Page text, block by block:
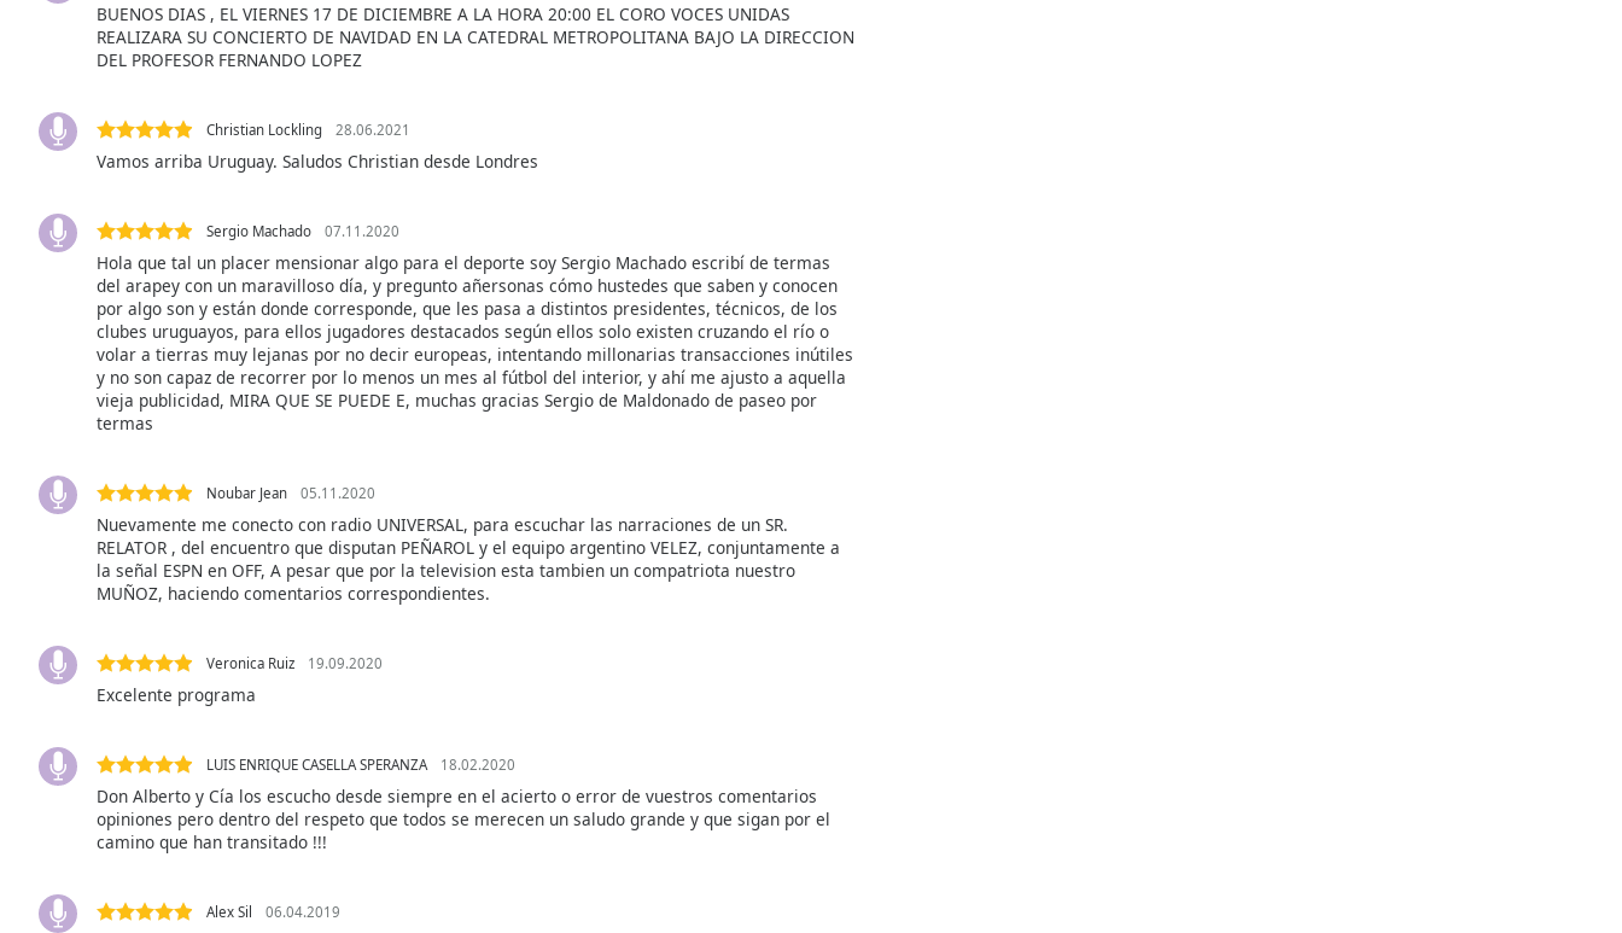
window.
close
Background
Opacity
BUENOS DIAS , EL VIERNES 17 DE DICIEMBRE A LA HORA 20:00 EL CORO VOCES UNIDAS
REALIZARA SU CONCIERTO DE NAVIDAD EN LA CATEDRAL METROPOLITANA BAJO LA DIRECCION
DEL PROFESOR FERNANDO LOPEZ
Christian Lockling 28.06.2021
Vamos arriba Uruguay. Saludos Christian desde Londres
Sergio Machado 07.11.2020
Hola que tal un placer mensionar algo para el deporte soy Sergio Machado escribí de termas
del arapey con un maravilloso día, y pregunto añersonas cómo hustedes que saben y conocen
por algo son y están donde corresponde, que les pasa a distintos presidentes, técnicos, de los
clubes uruguayos, para ellos jugadores destacados según ellos solo existen cruzando el río o
volar a tierras muy lejanas por no decir europeas, intentando millonarias transacciones inútiles
y no son capaz de recorrer por lo menos un mes al fútbol del interior, y ahí me ajusto a aquella
vieja publicidad, MIRA QUE SE PUEDE E, muchas gracias Sergio de Maldonado de paseo por
termas
Noubar Jean 05.11.2020
Nuevamente me conecto con radio UNIVERSAL, para escuchar las narraciones de un SR.
RELATOR , del encuentro que disputan PEÑAROL y el equipo argentino VELEZ, conjuntamente a
la señal ESPN en OFF, A pesar que por la television esta tambien un compatriota nuestro
MUÑOZ, haciendo comentarios correspondientes.
Veronica Ruiz 19.09.2020
Excelente programa
LUIS ENRIQUE CASELLA SPERANZA 18.02.2020
Don Alberto y Cía los escucho desde siempre en el acierto o error de vuestros comentarios
opiniones pero dentro del respeto que todos se merecen un saludo grande y que sigan por el
camino que han transitado !!!
Alex Sil 06.04.2019